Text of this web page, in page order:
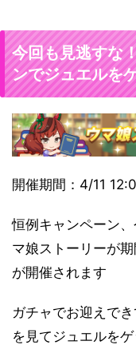
今回も見逃すな
ンでジュエルを
開催期間：4/11
恒例キャンペーン
マ娘ストーリーが
が開催されます
ガチャでお迎えで
を見てジュエルを